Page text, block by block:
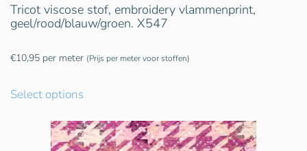
Tricot viscose stof, embroidery vlammenprint,
geel/rood/blauw/groen. X547
€10,95 per meter (Prijs per meter voor stoffen)
Select options